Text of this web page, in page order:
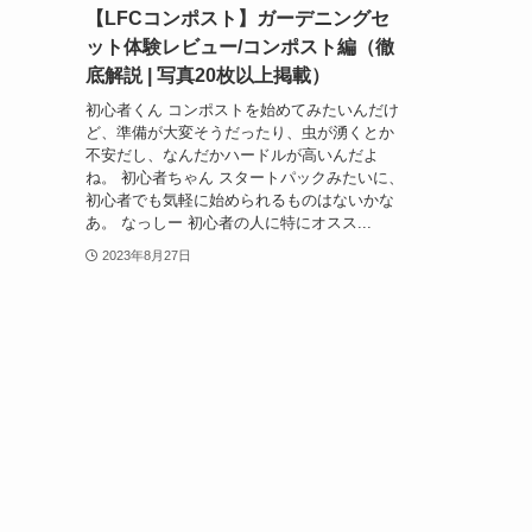
【LFCコンポスト】ガーデニングセ
ット体験レビュー/コンポスト編（徹
底解説 | 写真20枚以上掲載）
初心者くん コンポストを始めてみたいんだけ
ど、準備が大変そうだったり、虫が湧くとか
不安だし、なんだかハードルが高いんだよ
ね。 初心者ちゃん スタートパックみたいに、
初心者でも気軽に始められるものはないかな
あ。 なっしー 初心者の人に特にオスス...
2023年8月27日